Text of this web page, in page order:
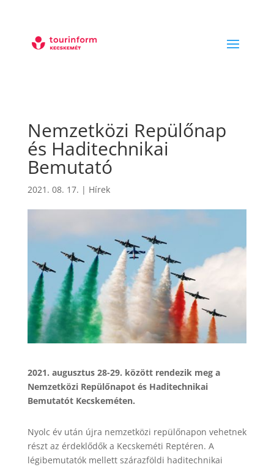
Nemzetközi Repülőnap
és Haditechnikai
Bemutató
2021. 08. 17. | Hírek
2021. augusztus 28-29. között rendezik meg a
Nemzetközi Repülőnapot és Haditechnikai
Bemutatót Kecskeméten.
Nyolc év után újra nemzetközi repülőnapon vehetnek
részt az érdeklődők a Kecskeméti Reptéren. A
légibemutatók mellett szárazföldi haditechnikai